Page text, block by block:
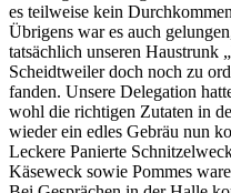
es teilweise kein
Übrigens war es auch
tatsächlich unseren Haustrunk
Scheidtweiler doch noch zu
fanden. Unsere Delegation
wohl die richtigen Zutaten in
wieder ein edles Gebräu nun
Leckere Panierte
Käseweck sowie Pommes